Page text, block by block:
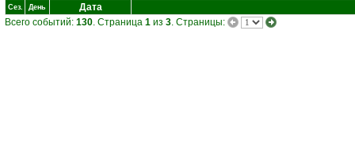
Сез. День
Дата
Всего событий: 130. Страница 1 из 3. Страницы: